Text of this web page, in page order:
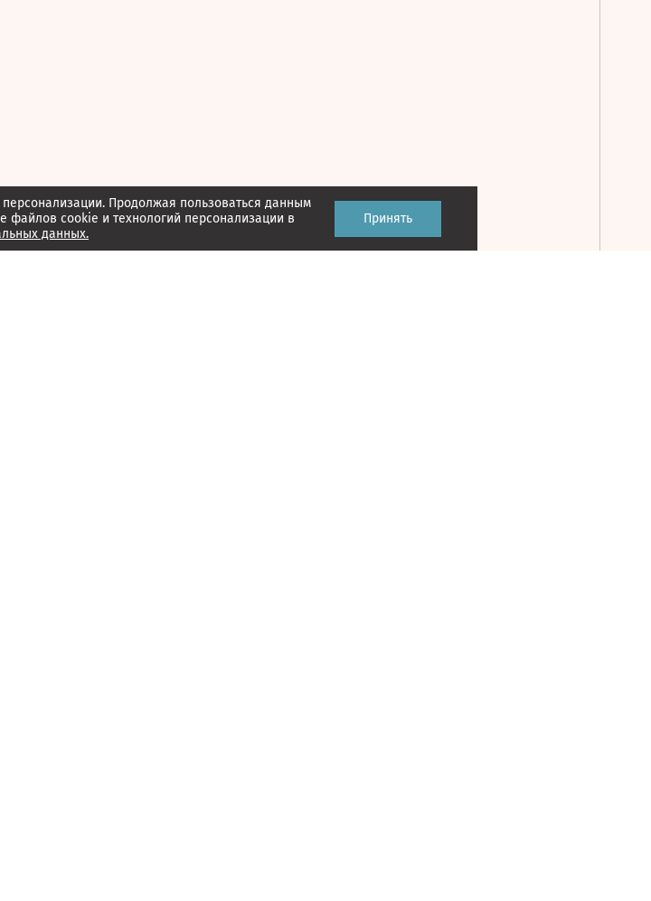
Продолжая пользоваться данным
файлов cookie и технологий персонализации в
данных.
Принять